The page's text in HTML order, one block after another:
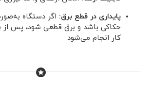
پایداری در قطع برق: اگر دستگاه
حکاکی باشد و برق قطعی شود، پس از
کار انجام می‌شود